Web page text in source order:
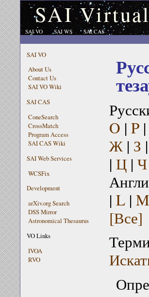
SAI
SAI VO SAI WS SAI CAS
SAI VO
About Us
Contact Us
SAI VO Wiki
SAI CAS
ConeSearch
CrossMatch
Program Access
SAI CAS Wiki
SAI Web Services
WCSFix
Development
arXiv.org Search
DSS Mirror
Astronomical Thesaurus
VO Links
IVOA
RVO
O | P|
Ж| З |
| Ц| Ч
| L| M
[Все]